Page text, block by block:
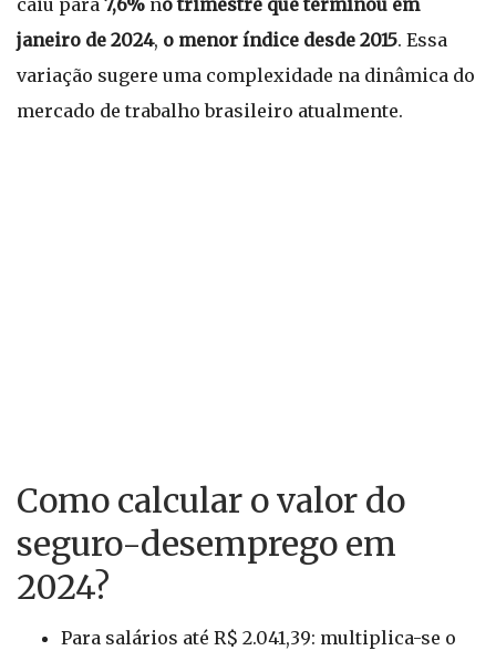
caiu para 7,6% no trimestre que terminou em
janeiro de 2024, o menor índice desde 2015. Essa
variação sugere uma complexidade na dinâmica do
mercado de trabalho brasileiro atualmente.
Como calcular o valor do
seguro-desemprego em
2024?
Para salários até R$ 2.041,39: multiplica-se o